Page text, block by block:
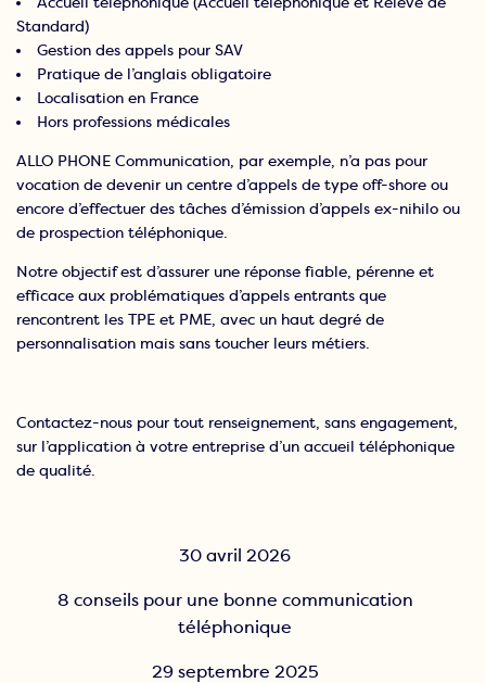
Standard)
Gestion des appels pour SAV
Pratique de l’anglais obligatoire
Localisation en France
Hors professions médicales
ALLO PHONE Communication, par exemple, n’a pas pour
vocation de devenir un centre d’appels de type off-shore ou
encore d’effectuer des tâches d’émission d’appels ex-nihilo ou
de prospection téléphonique.
Notre objectif est d’assurer une réponse fiable, pérenne et
efficace aux problématiques d’appels entrants que
rencontrent les TPE et PME, avec un haut degré de
personnalisation mais sans toucher leurs métiers.
Contactez-nous pour tout renseignement, sans engagement,
sur l’application à votre entreprise d’un accueil téléphonique
de qualité.
30 avril 2026
8 conseils pour une bonne communication
téléphonique
29 septembre 2025